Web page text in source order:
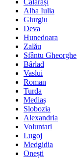
Călărași
Alba Iulia
Giurgiu
Deva
Hunedoara
Zalău
Sfântu Gheorghe
Bârlad
Vaslui
Roman
Turda
Mediaș
Slobozia
Alexandria
Voluntari
Lugoj
Medgidia
Onești